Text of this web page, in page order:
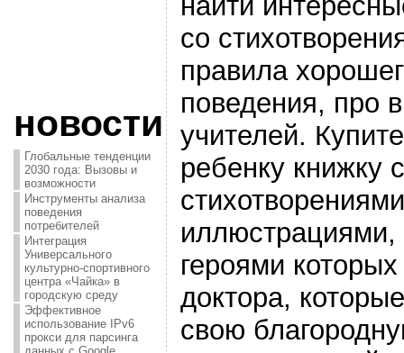
новости
Глобальные тенденции
2030 года: Вызовы и
возможности
Инструменты анализа
поведения
потребителей
Интеграция
Универсального
культурно-спортивного
центра «Чайка» в
городскую среду
Эффективное
использование IPv6
прокси для парсинга
со
правила
поведения, про
учителей.
ребенку книжку
иллюстрациями,
героями
доктора,
свою